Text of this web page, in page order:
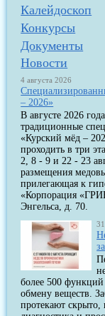
Калейдоскоп
Конкурсы
Документы
Новости
4 августа 2026
– 2026»
В августе 2026
традиционные
«Курский мёд –
проходить в три
2, 8 - 9 и 22 - 23
размещения
прилегающая к
«Корпорация
Энгельса, д. 70.
более 500
обмену веществ.
протекают скрыто,